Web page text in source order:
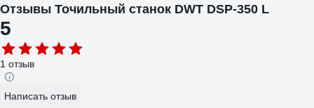
Отзывы Точильный станок DWT DSP-350 L
5
1 отзыв
Написать отзыв